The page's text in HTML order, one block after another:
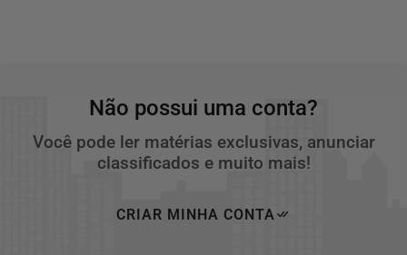
Não possui uma conta?
Você pode ler matérias exclusivas, anunciar
classificados e muito mais!
CRIAR MINHA CONTA